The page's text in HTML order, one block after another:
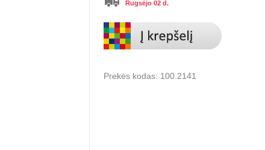
Rugsėjo 02 d.
Prekės kodas: 100.2141